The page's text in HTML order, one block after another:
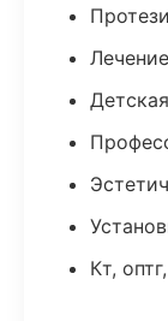
Кт,